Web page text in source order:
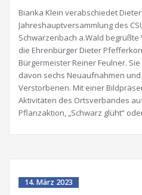
Bianka Klein verabschiedet
Jahreshauptversammlung des
Schwarzenbach a.Wald
die Ehrenbürger Dieter
Bürgermeister Reiner Feulner.
davon sechs Neuaufnahmen
Verstorbenen. Mit einer
Aktivitäten des Ortsverbandes
Pflanzaktion, „Schwarz glüht“
14. März 2023